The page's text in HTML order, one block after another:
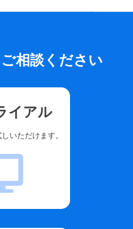
相談ください
イアル
いただけます。